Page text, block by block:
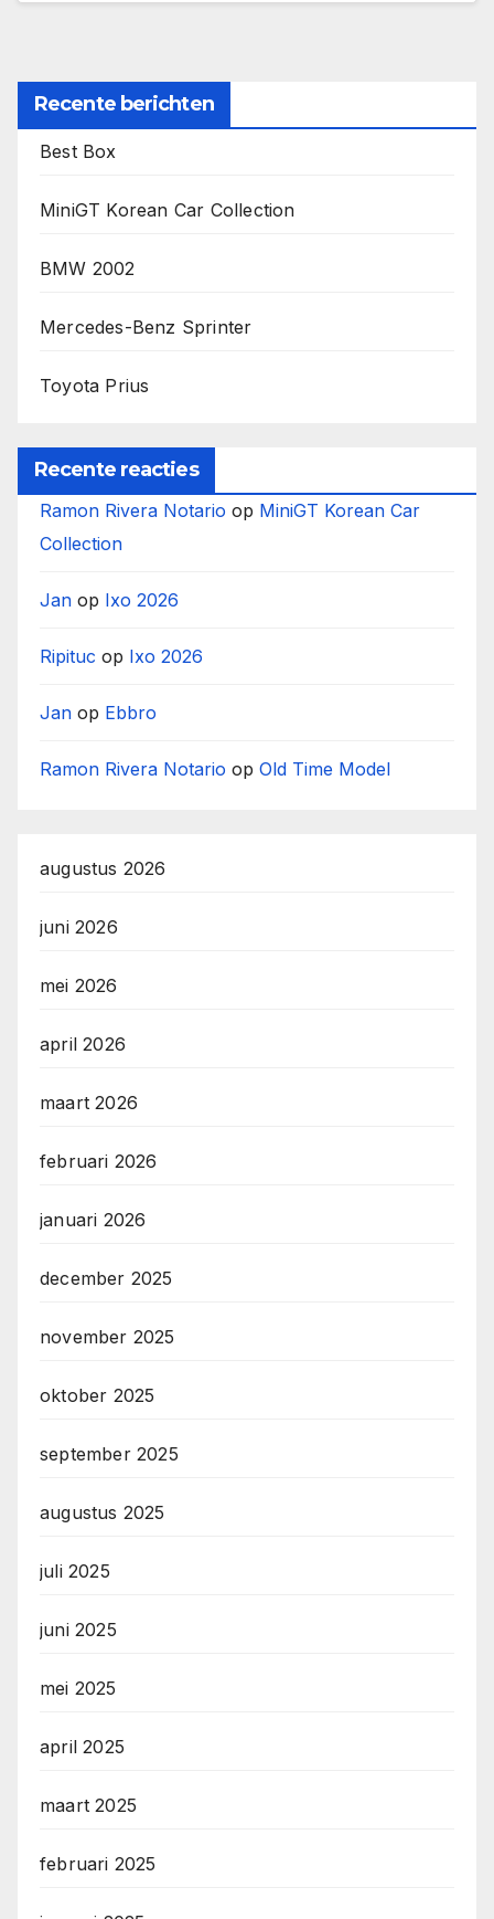
Recente berichten
Best Box
MiniGT Korean Car Collection
BMW 2002
Mercedes-Benz Sprinter
Toyota Prius
Recente reacties
Ramon Rivera Notario op MiniGT Korean Car
Collection
Jan op Ixo 2026
Ripituc op Ixo 2026
Jan op Ebbro
Ramon Rivera Notario op Old Time Model
augustus 2026
juni 2026
mei 2026
april 2026
maart 2026
februari 2026
januari 2026
december 2025
november 2025
oktober 2025
september 2025
augustus 2025
juli 2025
juni 2025
mei 2025
april 2025
maart 2025
februari 2025